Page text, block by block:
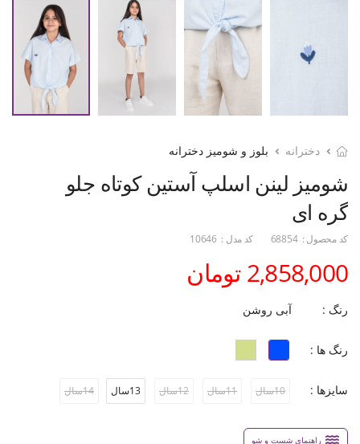
دخترانه بلوز و شومیز دخترانه
شومیز لینن اسلپ آستین کوتاه جلو
گره ای
کد محصول : 68854 کد مدل : 10646
2,858,000 تومان
رنگ : آبی روشن
رنگ ها :
سایزها : 10سال 11سال 12سال 13سال 14سال
راهنمای شست و شو